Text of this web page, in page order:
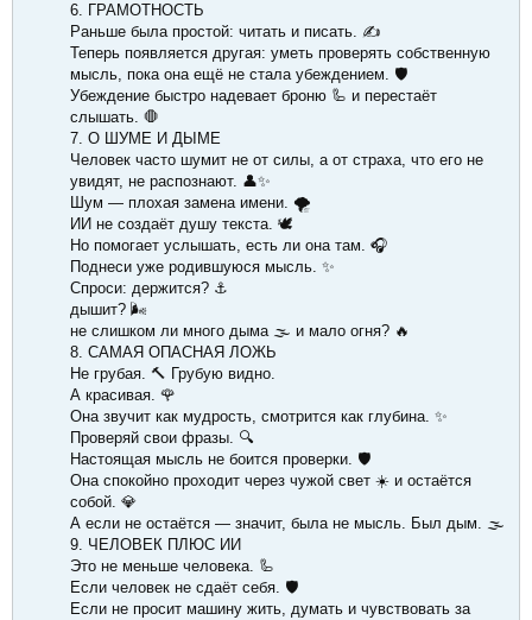
6. ГРАМОТНОСТЬ
Раньше была простой: читать и писать. ✍️
Теперь появляется другая: уметь проверять собственную
мысль, пока она ещё не стала убеждением. 🛡
Убеждение быстро надевает броню 🦾 и перестаёт
слышать. 🛑
7. О ШУМЕ И ДЫМЕ
Человек часто шумит не от силы, а от страха, что его не
увидят, не распознают. 👤✨
Шум — плохая замена имени. 🌪
ИИ не создаёт душу текста. 🕊
Но помогает услышать, есть ли она там. 🎧
Поднеси уже родившуюся мысль. ✨
Спроси: держится? ⚓️
дышит? 🌬
не слишком ли много дыма 🌫 и мало огня? 🔥
8. САМАЯ ОПАСНАЯ ЛОЖЬ
Не грубая. 🔨 Грубую видно.
А красивая. 🌹
Она звучит как мудрость, смотрится как глубина. ✨
Проверяй свои фразы. 🔍
Настоящая мысль не боится проверки. 🛡
Она спокойно проходит через чужой свет ☀️ и остаётся
собой. 💎
А если не остаётся — значит, была не мысль. Был дым. 🌫
9. ЧЕЛОВЕК ПЛЮС ИИ
Это не меньше человека. 🦾
Если человек не сдаёт себя. 🛡
Если не просит машину жить, думать и чувствовать за